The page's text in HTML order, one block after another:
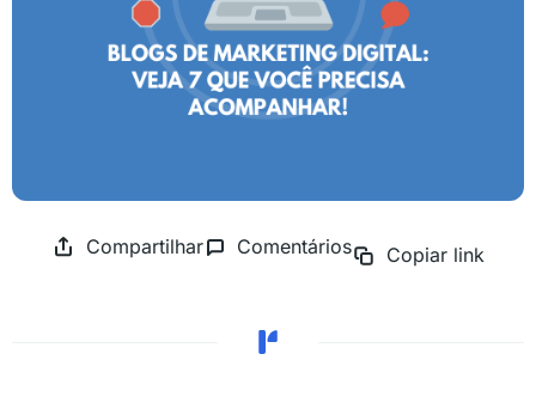
Compartilhar Comentários Copiar link